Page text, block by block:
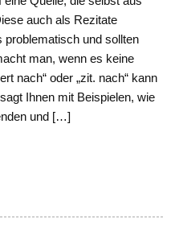
auch als Rezitate
problematisch und sollten
man, wenn es keine
nach“ oder „zit. nach“ kann
Ihnen mit Beispielen, wie
und […]